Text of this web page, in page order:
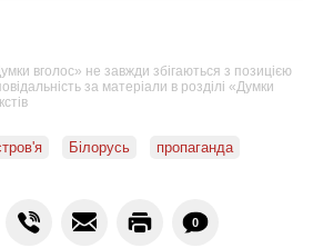
вголос» не завжди збігаються з позицією
за матеріали в розділі «Думки
Білорусь пропаганда
0